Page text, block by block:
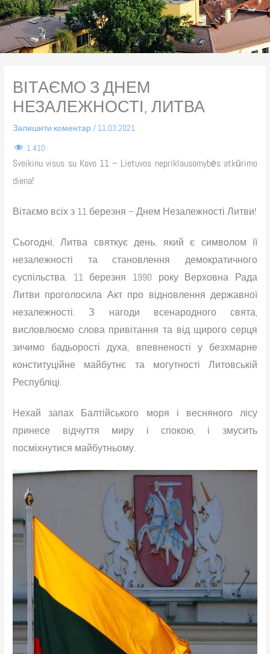
ВІТАЄМО З ДНЕМ
НЕЗАЛЕЖНОСТІ, ЛИТВА
Залишити коментар/ 11.03.2021
1 410
Sveikinu visus su Kovo 11 – Lietuvos nepriklausomybės atkūrimo
diena!
Вітаємо всіх з 11 березня – Днем Незалежності Литви!
Сьогодні, Литва святкує день, який є символом її
незалежності та становлення демократичного
суспільства. 11 березня 1990 року Верховна Рада
Литви проголосила Акт про відновлення державної
незалежності. З нагоди всенародного свята,
висловлюємо слова привітання та від щирого серця
зичимо бадьорості духа, впевненості у безхмарне
конституційне майбутнє та могутності Литовській
Республіці.
Нехай запах Балтійського моря і весняного лісу
принесе відчуття миру і спокою, і змусить
посміхнутися майбутньому.